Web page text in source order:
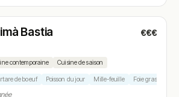
Bastia €€€
contemporaine Cuisine de saison
de boeuf Poisson du jour Mille-feuille Foie gras